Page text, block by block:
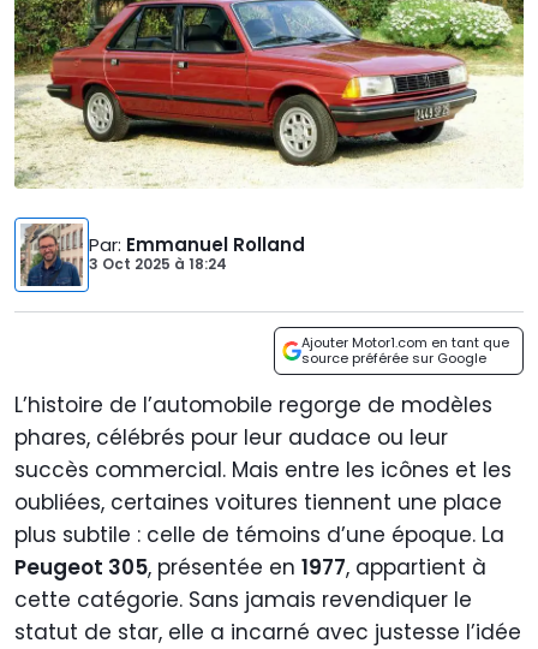
Par: Emmanuel Rolland
3 Oct 2025 à 18:24
Ajouter Motor1.com en tant que
source préférée sur Google
L’histoire de l’automobile regorge de modèles
phares, célébrés pour leur audace ou leur
succès commercial. Mais entre les icônes et les
oubliées, certaines voitures tiennent une place
plus subtile : celle de témoins d’une époque. La
Peugeot 305, présentée en 1977, appartient à
cette catégorie. Sans jamais revendiquer le
statut de star, elle a incarné avec justesse l’idée